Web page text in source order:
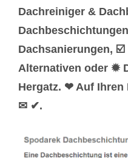
Dachreiniger &
Dachsanierungen, ☑️
Alternativen oder ✹
Hergatz. ❤ Auf
✉ ✔.